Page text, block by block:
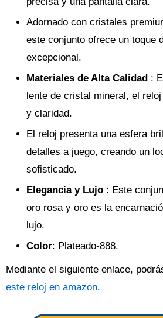
Adornado con cristales
este conjunto ofrece un toque
excepcional.
Materiales de Alta Calidad :
lente de cristal mineral, el
y claridad.
El reloj presenta una esfera
detalles a juego, creando un
sofisticado.
Elegancia y Lujo : Este
oro rosa y oro es la
lujo.
Color: Plateado-888.
Mediante el siguiente enlace,
este reloj en amazon.